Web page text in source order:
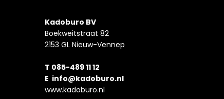
Kadoburo BV
Boekweitstraat 82
2153 GL Nieuw-Vennep
T 085-489 11 12
E info@kadoburo.nl
www.kadoburo.nl